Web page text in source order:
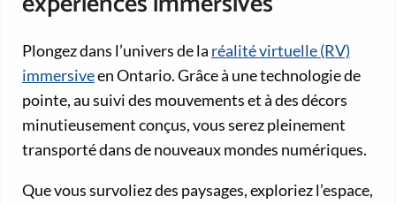
Plongez dans l’univers de la réalité virtuelle (RV)
immersiveen Ontario. Grâce à une technologie de
pointe, au suivi des mouvements et à des décors
minutieusement conçus, vous serez pleinement
transporté dans de nouveaux mondes numériques.
Que vous survoliez des paysages, exploriez l’espace,